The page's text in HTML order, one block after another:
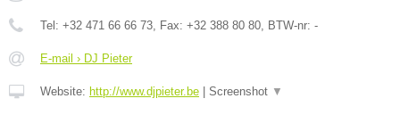
Tel: +32 471 66 66 73 , Fax: +32 388 80 80 , BTW-nr: -
E-mail › DJ Pieter
Website: http://www.djpieter.be Screenshot ▼